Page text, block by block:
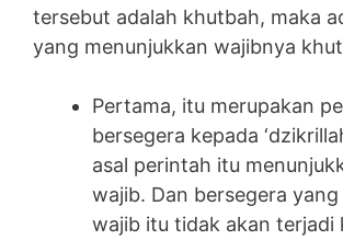
tersebut adalah khutbah, maka
yang menunjukkan wajibnya
Pertama, itu merupakan
bersegera kepada
asal perintah itu
wajib. Dan bersegera
wajib itu tidak akan terjadi